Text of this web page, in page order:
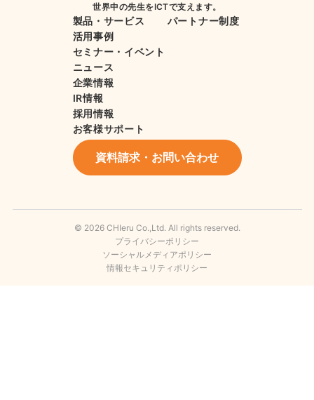
世界中の先生をICTで支えます。
製品・サービス
活用事例
セミナー・イベント
ニュース
企業情報
IR情報
採用情報
お客様サポート
パートナー制度
資料請求・お問い合わせ
© 2026 CHIeru Co.,Ltd. All rights reserved.
プライバシーポリシー
ソーシャルメディアポリシー
情報セキュリティポリシー